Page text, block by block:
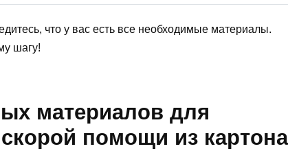
что у вас есть все необходимые материалы.
шагу!
материалов для
помощи из картона